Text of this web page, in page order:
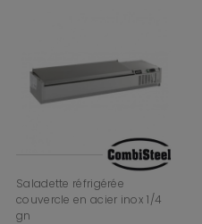
Saladette réfrigérée
couvercle en acier inox 1/4
gn